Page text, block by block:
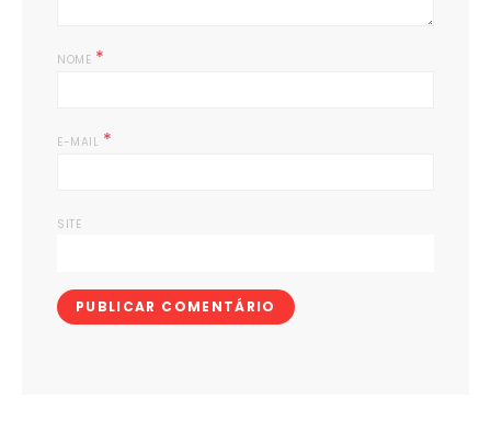
NOME *
E-MAIL *
SITE